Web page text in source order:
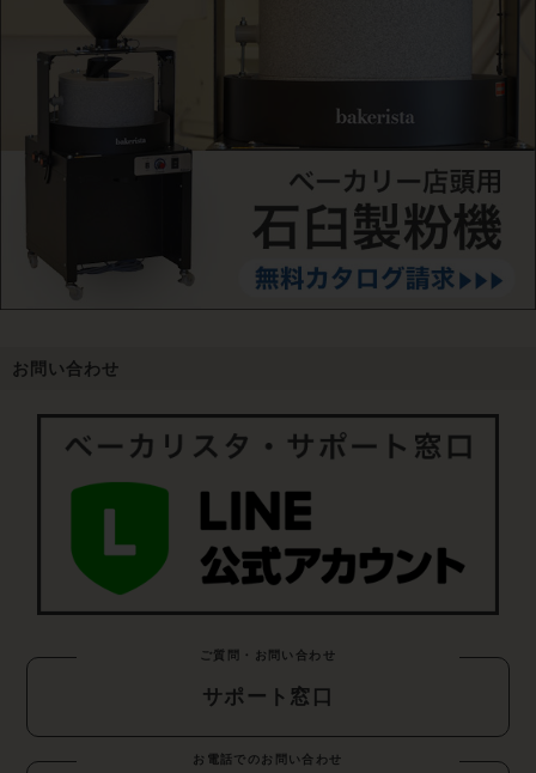
お問い合わせ
ご質問・お問い合わせ
サポート窓口
お電話でのお問い合わせ